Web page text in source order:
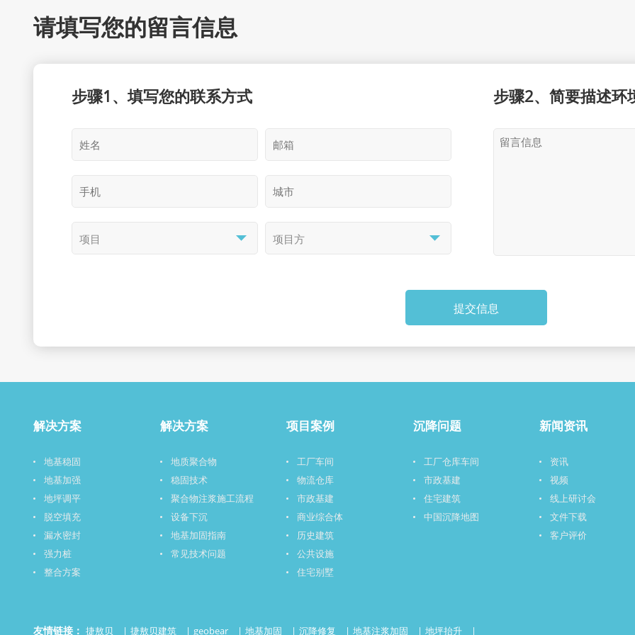
请填写您的留言信息
步骤1、填写您的联系方式 步骤2、简要描述环
提交信息
解决方案
地基稳固
地基加强
地坪调平
脱空填充
漏水密封
强力桩
整合方案
解决方案
地质聚合物
稳固技术
聚合物注浆施工流程
设备下沉
地基加固指南
常见技术问题
项目案例
工厂车间
物流仓库
市政基建
商业综合体
历史建筑
公共设施
住宅别墅
沉降问题
工厂仓库车间
市政基建
住宅建筑
中国沉降地图
新闻资讯
资讯
视频
线上研讨会
文件下载
客户评价
友情链接： 捷敖贝 捷敖贝建筑 geobear 地基加固 沉降修复 地基注浆加固 地坪抬升